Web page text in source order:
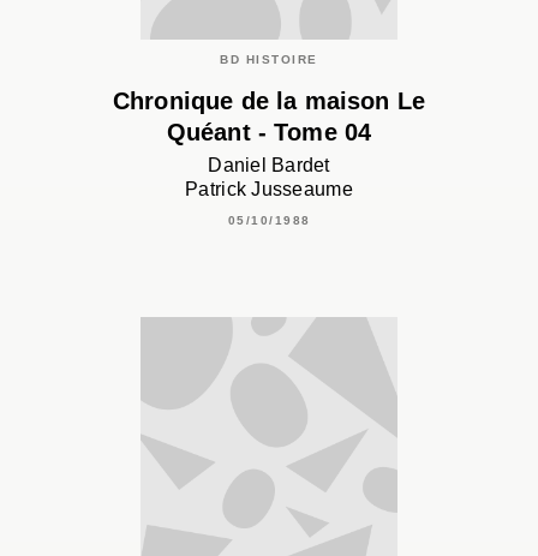
BD HISTOIRE
Chronique de la maison Le
Quéant - Tome 04
Daniel Bardet
Patrick Jusseaume
05/10/1988